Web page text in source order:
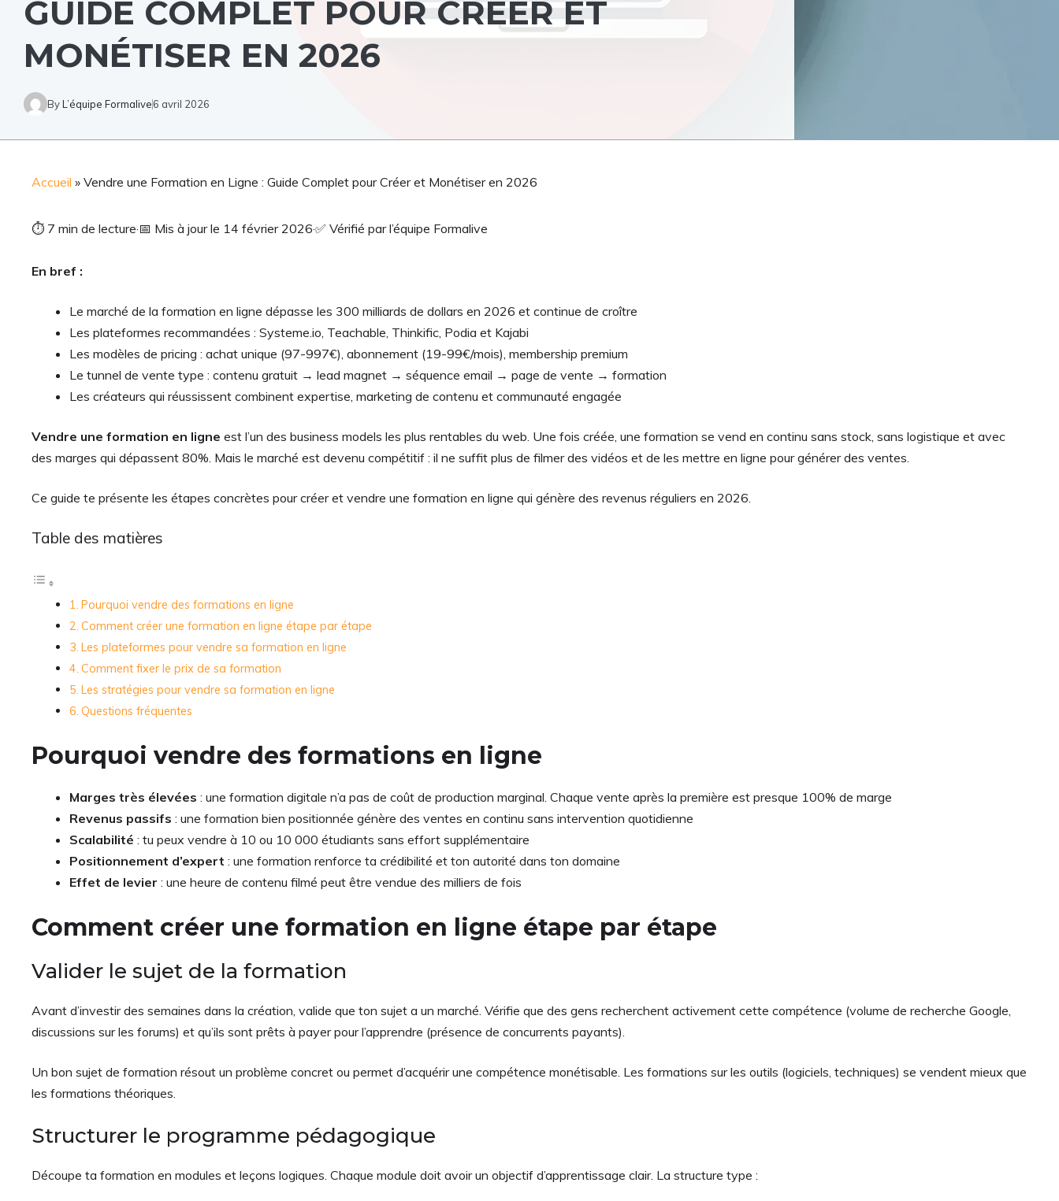
GUIDE COMPLET POUR CRÉER ET
MONÉTISER EN 2026
ByL’équipe Formalive6 avril 2026
Accueil » Vendre une Formation en Ligne : Guide Complet pour Créer et Monétiser en 2026
⏱ 7 min de lecture·📅 Mis à jour le 14 février 2026·✅ Vérifié par l’équipe Formalive
En bref :
Le marché de la formation en ligne dépasse les 300 milliards de dollars en 2026 et continue de croître
Les plateformes recommandées : Systeme.io, Teachable, Thinkific, Podia et Kajabi
Les modèles de pricing : achat unique (97-997€), abonnement (19-99€/mois), membership premium
Le tunnel de vente type : contenu gratuit → lead magnet → séquence email → page de vente → formation
Les créateurs qui réussissent combinent expertise, marketing de contenu et communauté engagée
Vendre une formation en ligne est l’un des business models les plus rentables du web. Une fois créée, une formation se vend en continu sans stock, sans logistique et avec
des marges qui dépassent 80%. Mais le marché est devenu compétitif : il ne suffit plus de filmer des vidéos et de les mettre en ligne pour générer des ventes.
Ce guide te présente les étapes concrètes pour créer et vendre une formation en ligne qui génère des revenus réguliers en 2026.
Table des matières
Pourquoi vendre des formations en ligne
Comment créer une formation en ligne étape par étape
Les plateformes pour vendre sa formation en ligne
Comment fixer le prix de sa formation
Les stratégies pour vendre sa formation en ligne
Questions fréquentes
Pourquoi vendre des formations en ligne
Marges très élevées : une formation digitale n’a pas de coût de production marginal. Chaque vente après la première est presque 100% de marge
Revenus passifs : une formation bien positionnée génère des ventes en continu sans intervention quotidienne
Scalabilité : tu peux vendre à 10 ou 10 000 étudiants sans effort supplémentaire
Positionnement d’expert : une formation renforce ta crédibilité et ton autorité dans ton domaine
Effet de levier : une heure de contenu filmé peut être vendue des milliers de fois
Comment créer une formation en ligne étape par étape
Valider le sujet de la formation
Avant d’investir des semaines dans la création, valide que ton sujet a un marché. Vérifie que des gens recherchent activement cette compétence (volume de recherche Google,
discussions sur les forums) et qu’ils sont prêts à payer pour l’apprendre (présence de concurrents payants).
Un bon sujet de formation résout un problème concret ou permet d’acquérir une compétence monétisable. Les formations sur les outils (logiciels, techniques) se vendent mieux que
les formations théoriques.
Structurer le programme pédagogique
Découpe ta formation en modules et leçons logiques. Chaque module doit avoir un objectif d’apprentissage clair. La structure type :